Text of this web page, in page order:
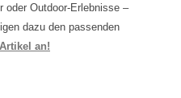
oder Outdoor-Erlebnisse –
dazu den passenden
an!